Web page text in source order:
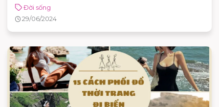
Đời sống
29/06/2024